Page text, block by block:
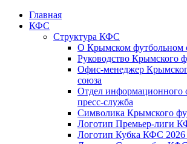
Главная
КФС
Структура КФС
О Крымском футбольном
Руководство Крымского
Офис-менеджер
союза
Отдел информационного
пресс-служба
Символика Крымского
Логотип Премьер-лиги
Логотип Кубка КФС 2026